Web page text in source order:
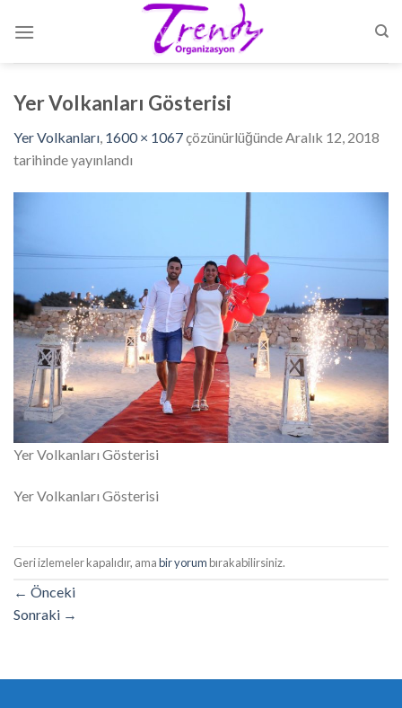
Yer Volkanları Gösterisi
Yer Volkanları, 1600 × 1067çözünürlüğündeAralık 12, 2018
tarihinde yayınlandı
Yer Volkanları Gösterisi
Yer Volkanları Gösterisi
Geri izlemeler kapalıdır, amabir yorumbırakabilirsiniz.
← Önceki
Sonraki →